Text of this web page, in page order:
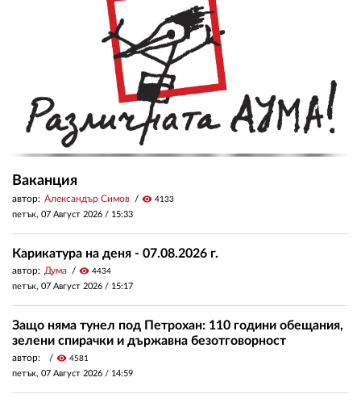
Ваканция
автор: Александър Симов visibility 4133
петък, 07 Август 2026 / 15:33
Карикатура на деня - 07.08.2026 г.
автор: Дума visibility 4434
петък, 07 Август 2026 / 15:17
Защо няма тунел под Петрохан: 110 години обещания,
зелени спирачки и държавна безотговорност
автор: visibility 4581
петък, 07 Август 2026 / 14:59